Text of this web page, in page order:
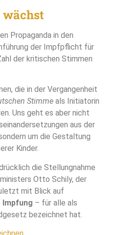
wächst
Propaganda in den
der Impfpflicht für
der kritischen Stimmen
die in der Vergangenheit
Stimme als Initiatorin
Uns geht es aber nicht
aus der
um die Gestaltung
Kinder.
die Stellungnahme
Otto Schily, der
mit Blick auf
– für alle als
bezeichnet hat.